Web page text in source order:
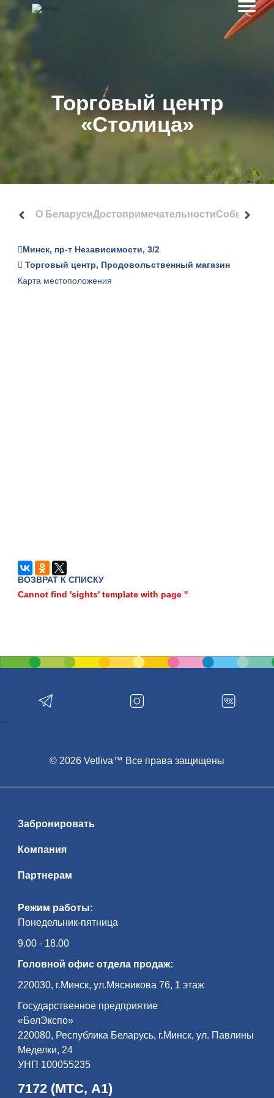
Торговый центр
«Столица»
О БеларусиДостопримечательностиСобытия
Минск, пр-т Независимости, 3/2
Торговый центр, Продовольственный магазин
Карта местоположения
ВОЗВРАТ К СПИСКУ
Cannot find 'sights' template with page ''
Режим работы:
Понедельник-пятница
9.00 - 18.00
Головной офис отдела продаж:
220030, г.Минск, ул.Мясникова 76, 1 этаж
Государственное предприятие
«БелЭкспо»
220080, Республика Беларусь, г.Минск, ул. Павлины
Меделки, 24
УНП 100055235
7172 (МТС, А1)
Забронировать
Компания
Партнерам
© 2026 Vetliva™ Все права защищены
-->